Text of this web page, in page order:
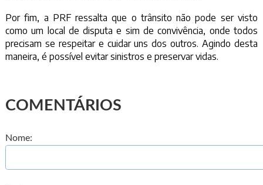
Por fim, a PRF ressalta que o trânsito não pode ser visto
como um local de disputa e sim de convivência, onde todos
precisam se respeitar e cuidar uns dos outros. Agindo desta
maneira, é possível evitar sinistros e preservar vidas.
COMENTÁRIOS
Nome: